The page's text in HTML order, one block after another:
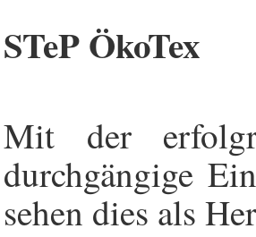
STeP ÖkoTex
Mit der
durchgängige
sehen dies als